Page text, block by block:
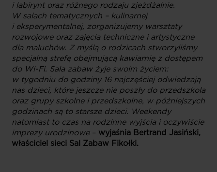
i labirynt oraz różnego rodzaju zjeżdżalnie.
W salach tematycznych – kulinarnej
i eksperymentalnej, zorganizujemy warsztaty
rozwojowe oraz zajęcia techniczne i artystyczne
dla maluchów. Z myślą o rodzicach stworzyliśmy
specjalną strefę obejmującą kawiarnię z dostępem
do Wi-Fi. Sala zabaw żyje swoim życiem:
w tygodniu do godziny 16 najczęściej odwiedzają
nas dzieci, które jeszcze nie poszły do przedszkola
oraz grupy szkolne i przedszkolne, w późniejszych
godzinach są to starsze dzieci. Weekendy
natomiast to czas na rodzinne wyjścia i oczywiście
imprezy urodzinowe – wyjaśnia Bertrand Jasiński,
właściciel sieci Sal Zabaw Fikołki.